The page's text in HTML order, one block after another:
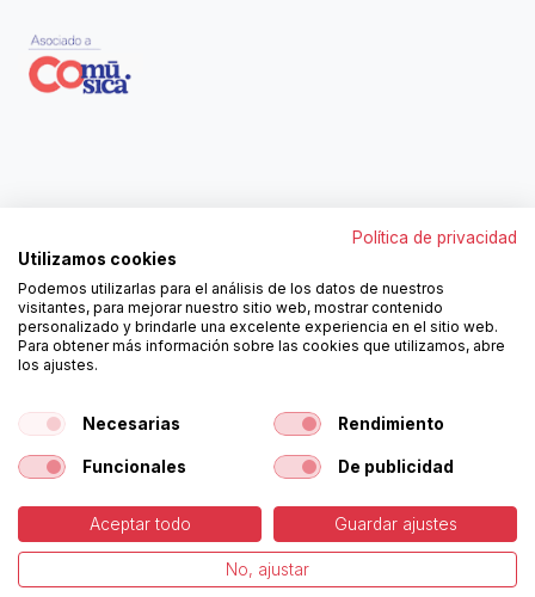
962250313
ortola@ortola-sa.es
Av. d'Albaida, s/n
46840 La Pobla del Duc (Valencia)
¡Síguenos!
Copyright © Ortolá, S.A. -Política de Cookies -Aviso
Legal
Español
Política de privacidad
Utilizamos cookies
Podemos utilizarlas para el análisis de los datos de nuestros
visitantes, para mejorar nuestro sitio web, mostrar contenido
personalizado y brindarle una excelente experiencia en el sitio web.
Para obtener más información sobre las cookies que utilizamos, abre
los ajustes.
Necesarias Rendimiento
Funcionales De publicidad
Aceptar todo Guardar ajustes
No, ajustar